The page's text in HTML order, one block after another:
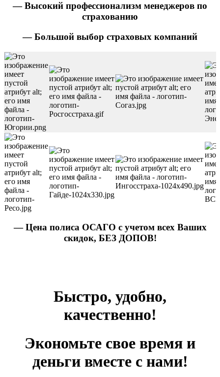
— Высокий профессионализм менеджеров по
страхованию
— Большой выбор страховых компаний
— Цена полиса ОСАГО с учетом всех Ваших
скидок, БЕЗ ДОПОВ!
Быстро, удобно,
качественно!
Экономьте свое время и
деньги вместе с нами!